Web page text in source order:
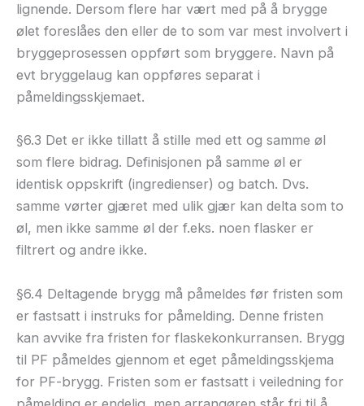
lignende. Dersom flere har vært med på å brygge
ølet foreslåes den eller de to som var mest involvert i
bryggeprosessen oppført som bryggere. Navn på
evt bryggelaug kan oppføres separat i
påmeldingsskjemaet.
§6.3 Det er ikke tillatt å stille med ett og samme øl
som flere bidrag. Definisjonen på samme øl er
identisk oppskrift (ingredienser) og batch. Dvs.
samme vørter gjæret med ulik gjær kan delta som to
øl, men ikke samme øl der f.eks. noen flasker er
filtrert og andre ikke.
§6.4 Deltagende brygg må påmeldes før fristen som
er fastsatt i instruks for påmelding. Denne fristen
kan avvike fra fristen for flaskekonkurransen. Brygg
til PF påmeldes gjennom et eget påmeldingsskjema
for PF-brygg. Fristen som er fastsatt i veiledning for